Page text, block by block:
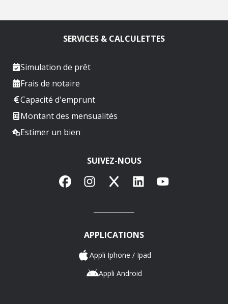
SERVICES & CALCULETTES
Simulation de prêt
Frais de notaire
Capacité d'emprunt
Montant des mensualités
Estimer un bien
SUIVEZ-NOUS
FacebookInstagram
X LinkedInYouTube
APPLICATIONS
Appli Iphone / Ipad
Appli Android